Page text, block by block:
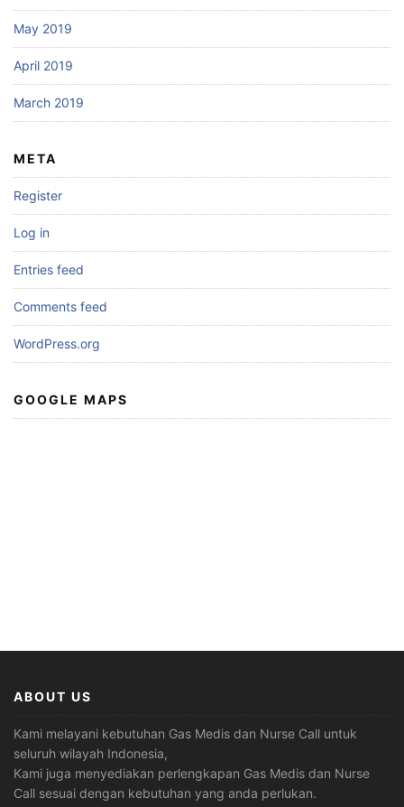
May 2019
April 2019
March 2019
META
Register
Log in
Entries feed
Comments feed
WordPress.org
GOOGLE MAPS
ABOUT US
Kami melayani kebutuhan Gas Medis dan Nurse Call untuk
seluruh wilayah Indonesia,
Kami juga menyediakan perlengkapan Gas Medis dan Nurse
Call sesuai dengan kebutuhan yang anda perlukan.